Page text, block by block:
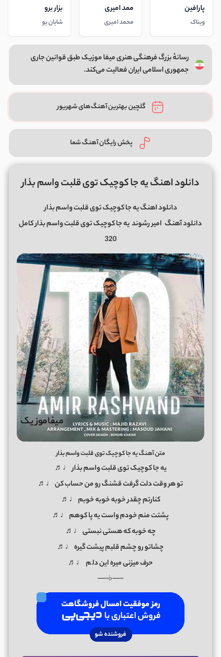
پارافین
ویناک
ممد امیری
محمد امیری
بزار برو
شایان یو
رسانهٔ بزرگ فرهنگی هنری میفا موزیک طبق قوانین جاری
جمهوری اسلامی ایران فعالیت می‌کند.
گلچین بهترین آهنگ‌های شهریور
پخش رایگان آهنگ شما
دانلود اهنگ یه جا کوچیک توی قلبت واسم بذار
دانلود اهنگ یه جا کوچیک توی قلبت واسم بذار
دانلود آهنگ امیر رشوندیه جا کوچیک توی قلبت واسم بذار کامل
320
متن آهنگ یه جا کوچیک توی قلبت واسم بذار
یه جا کوچیک توی قلبت واسم بذار ♩♬
تو هر وقت دلت گرفت قشنگ رو من حساب کن ♩♬
کنارتم چقدر خوبه خوبه خوبم ♩♬
پشتت منم خودم واست یه پا کوهم ♩♬
چه خوبه که هستی نبستی ♩♬
چشاتو رو چشم قلبم پیشت گیره ♩♬
حرف میزنی میره این دلم ♩♬
──♭──